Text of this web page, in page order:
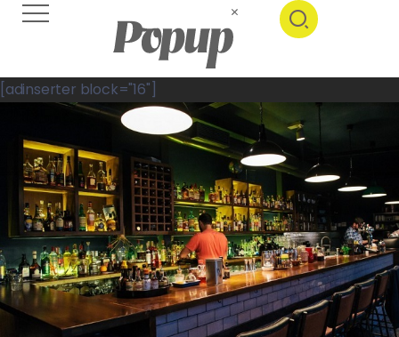
[adinserter block="16"]